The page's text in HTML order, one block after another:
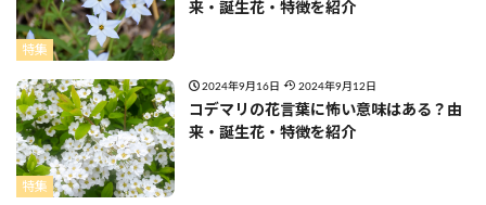
特集
来・誕生花・特徴を紹介
特集
2024年9月16日 2024年9月12日
コデマリの花言葉に怖い意味はある？由
来・誕生花・特徴を紹介